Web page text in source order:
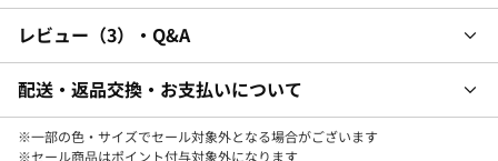
レビュー 3 ・Q&A
配送・返品交換・お支払いについて
※一部の色・サイズでセール対象外となる場合がございます
※セール商品はポイント付与対象外になります